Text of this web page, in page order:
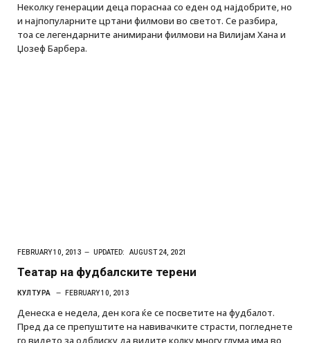
Неколку генерации деца пораснаа со еден од најдобрите, но
и најпопуларните цртани филмови во светот. Се разбира,
тоа се легендарните анимирани филмови на Вилијам Хана и
Џозеф Барбера.
FEBRUARY 10, 2013 UPDATED: AUGUST 24, 2021
Театар на фудбалските терени
КУЛТУРА FEBRUARY 10, 2013
Денеска е недела, ден кога ќе се посветите на фудбалот.
Пред да се препуштите на навивачките страсти, погледнете
го видето за одблиску да видите колку многу глума има во